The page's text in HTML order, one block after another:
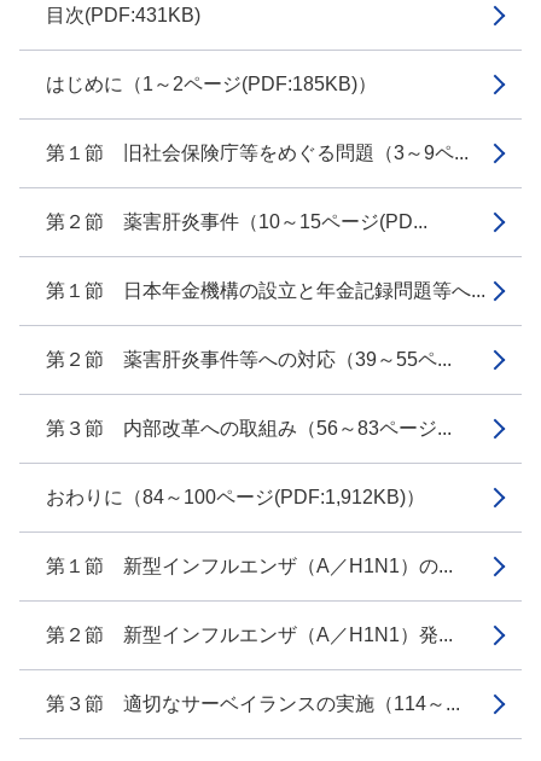
目次(PDF:431KB)
はじめに（1～2ページ(PDF:185KB)）
第１節 旧社会保険庁等をめぐる問題（3～9ペ...
第２節 薬害肝炎事件（10～15ページ(PD...
第１節 日本年金機構の設立と年金記録問題等へ...
第２節 薬害肝炎事件等への対応（39～55ペ...
第３節 内部改革への取組み（56～83ページ...
おわりに（84～100ページ(PDF:1,912KB)）
第１節 新型インフルエンザ（A／H1N1）の...
第２節 新型インフルエンザ（A／H1N1）発...
第３節 適切なサーベイランスの実施（114～...